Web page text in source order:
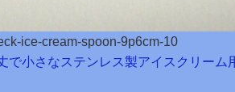
ice-cream-spoon-9p6cm-10
で小さなステンレス製アイスクリーム